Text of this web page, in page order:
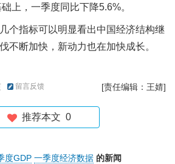
上，一季度同比下降5.6%。
个指标可以明显看出中国经济结构继
不断加快，新动力也在加快成长。
留言反馈 [责任编辑：王婧]
推荐本文 0
度GDP 一季度经济数据 的新闻